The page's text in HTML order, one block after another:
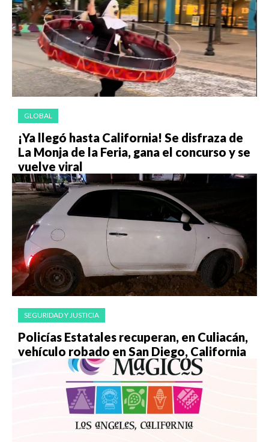
GLOBAL
¡Ya llegó hasta California! Se disfraza de
La Monja de la Feria, gana el concurso y se
vuelve viral
SEGURIDAD Y JUSTICIA
Policías Estatales recuperan, en Culiacán,
vehículo robado en San Diego, California